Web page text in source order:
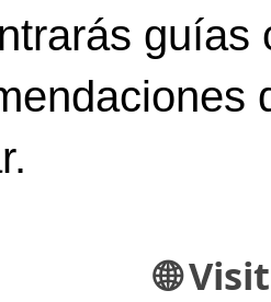
guías
🌐